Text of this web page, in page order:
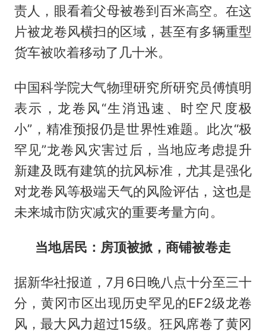
责人，眼看着父母被卷到百米高空。在这
片被龙卷风横扫的区域，甚至有多辆重型
货车被吹着移动了几十米。
中国科学院大气物理研究所研究员傅慎明
表示，龙卷风“生消迅速、时空尺度极
小”，精准预报仍是世界性难题。此次“极
罕见”龙卷风灾害过后，当地应考虑提升
新建及既有建筑的抗风标准，尤其是强化
对龙卷风等极端天气的风险评估，这也是
未来城市防灾减灾的重要考量方向。
当地居民：房顶被掀，商铺被卷走
据新华社报道，7月6日晚八点十分至三十
分，黄冈市区出现历史罕见的EF2级龙卷
风，最大风力超过15级。狂风席卷了黄冈